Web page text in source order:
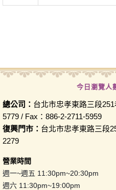
今日瀏覽人
總公司： 台北市忠孝東路三段
5779 / Fax：886-2-2711-5959
復興門市： 台北市忠孝東路三段
2279
營業時間
週一~週五 11:30pm~20:30pm
週六 11:30pm~19:00pm